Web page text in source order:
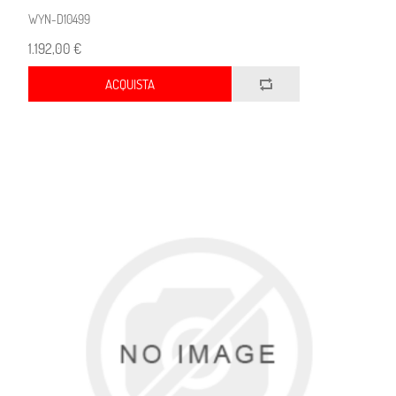
WYN-D10499
1.192,00 €
ACQUISTA